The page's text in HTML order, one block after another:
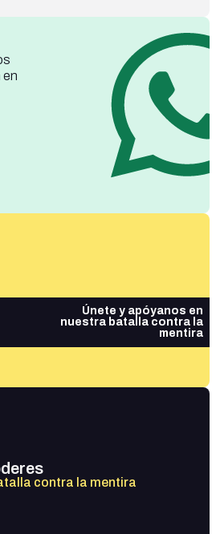
en
Únete y apóyanos en
nuestra batalla contra la
mentira
contra la mentira